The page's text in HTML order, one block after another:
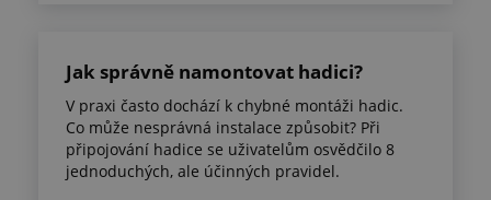
Jak správně namontovat hadici?
V praxi často dochází k chybné montáži hadic.
Co může nesprávná instalace způsobit? Při
připojování hadice se uživatelům osvědčilo 8
jednoduchých, ale účinných pravidel.